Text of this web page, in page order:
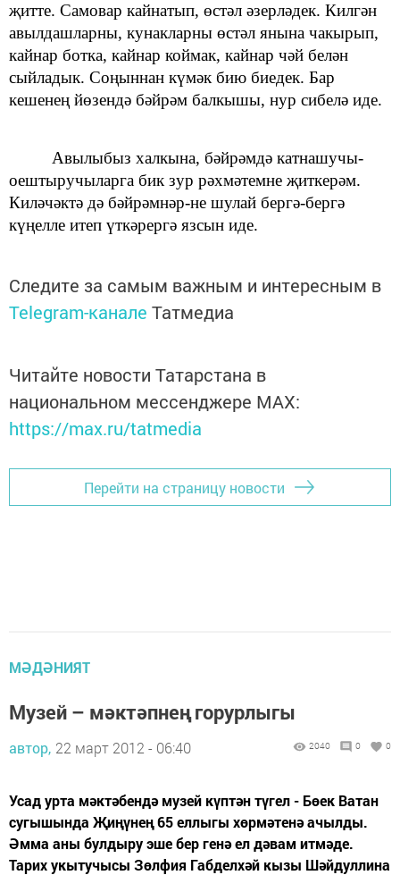
җитте. Самовар кайнатып, өстәл әзерләдек. Килгән
авылдашларны, кунакларны өстәл янына чакырып,
кайнар ботка, кайнар коймак, кайнар чәй белән
сыйладык. Соңыннан күмәк бию биедек. Бар
кешенең йөзендә бәйрәм балкышы, нур сибелә иде.
Авылыбыз халкына, бәйрәмдә катнашучы-
оештыручыларга бик зур рәхмәтемне җиткерәм.
Киләчәктә дә бәйрәмнәр-не шулай бергә-бергә
күңелле итеп үткәрергә язсын иде.
Следите за самым важным и интересным в
Telegram-канале Татмедиа
Читайте новости Татарстана в
национальном мессенджере MАХ:
https://max.ru/tatmedia
Перейти на страницу новости
МӘДӘНИЯТ
Музей – мәктәпнең горурлыгы
автор, 22 март 2012 - 06:40 2040 0 0
Усад урта мәктәбендә музей күптән түгел - Бөек Ватан
сугышында Җиңүнең 65 еллыгы хөрмәтенә ачылды.
Әмма аны булдыру эше бер генә ел дәвам итмәде.
Тарих укытучысы Зөлфия Габделхәй кызы Шәйдуллина